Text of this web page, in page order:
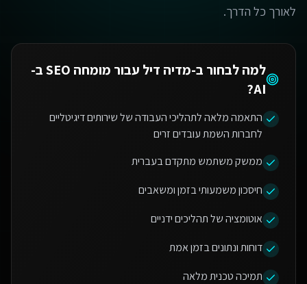
לאורך כל הדרך.
למה לבחור ב-מדיה דיל עבור
מומחה SEO ב-
AI
?
התאמה מלאה לתהליכי העבודה של שירותים דיגיטליים
לחברות השמת עובדים זרים
ממשק משתמש מתקדם בעברית
חיסכון משמעותי בזמן ומשאבים
אוטומציה של תהליכים ידניים
דוחות ונתונים בזמן אמת
תמיכה טכנית מלאה